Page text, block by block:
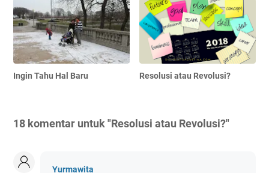
Ingin Tahu Hal Baru Resolusi atau Revolusi?
18 komentar untuk "Resolusi atau Revolusi?"
Yurmawita